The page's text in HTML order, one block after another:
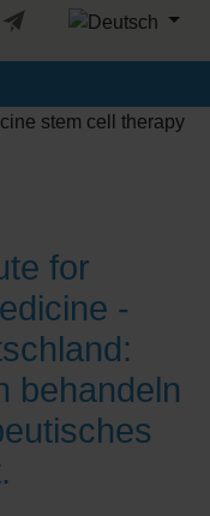
Sprache
for
-
behandeln